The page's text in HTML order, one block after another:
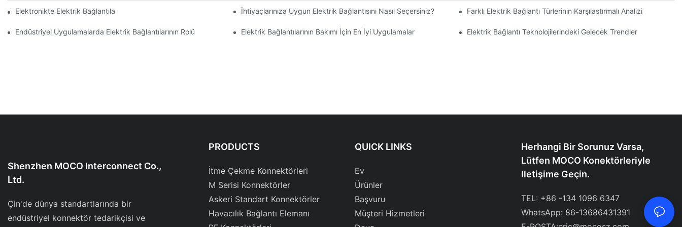
Elektronikte Elektrik Bağlantıları Üzerinde Teknolojinin Etkisi İhtiyaçlarınıza Uygun Elektrik Bağlantısını Nasıl Seçersiniz? Farklı Elektrik Bağlantı Türlerinin Karşılaştırmalı Analizi
Endüstriyel Uygulamalarda Elektrik Bağlantılarının Rolü Elektrik Bağlantılarının Bakımı İçin En İyi Uygulamalar Elektrik Bağlantı Teknolojilerindeki Gelecek Trendler
Shenzhen MOCO Interconnect Co.,
Ltd.
Çin'de dünya standartlarında bir
endüstriyel konnektör tedarikçisi ve
PRODUCTS
İtme Çekme Konnektörleri
M Serisi Konnektörler
Askeri Standart Konnektörler
Havacılık Bağlantı Elemanı
QUICK LINKS
Ev
Ürünler
Başvuru
Müşteri Hizmetleri
Herhangi Bir Sorunuz Varsa,
Lütfen MOCO Konektörleriyle
Iletişime Geçin.
TEL: +86 -134 1096 6347
WhatsApp: 86-13686431391